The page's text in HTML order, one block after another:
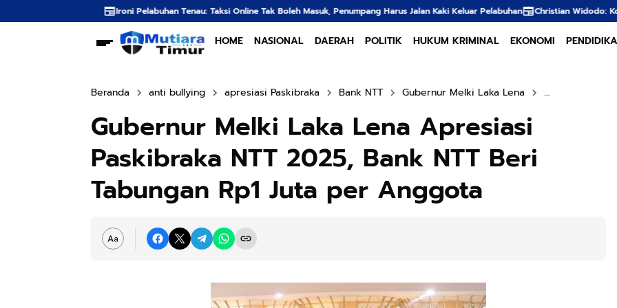
Ironi Pelabuhan Tenau: Taksi Online Tak Boleh Masuk, Penumpang Harus Jalan Kaki Keluar Pelabuhan Christian Widodo: Kota Hebat Lahir dari Anak
HOME NASIONAL DAERAH POLITIK HUKUM KRIMINAL EKONOMI
Beranda anti bullying apresiasi Paskibraka Bank NTT Gubernur Melki Laka Lena Johni Asadoma
Gubernur Melki Laka Lena Apresiasi
Paskibraka NTT 2025, Bank NTT Beri
Tabungan Rp1 Juta per Anggota